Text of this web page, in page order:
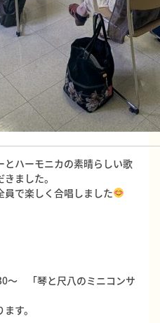
ハーモニカの素晴らしい歌
ました。
員で楽しく合唱しました
「琴と尺八のミニコンサ
す。